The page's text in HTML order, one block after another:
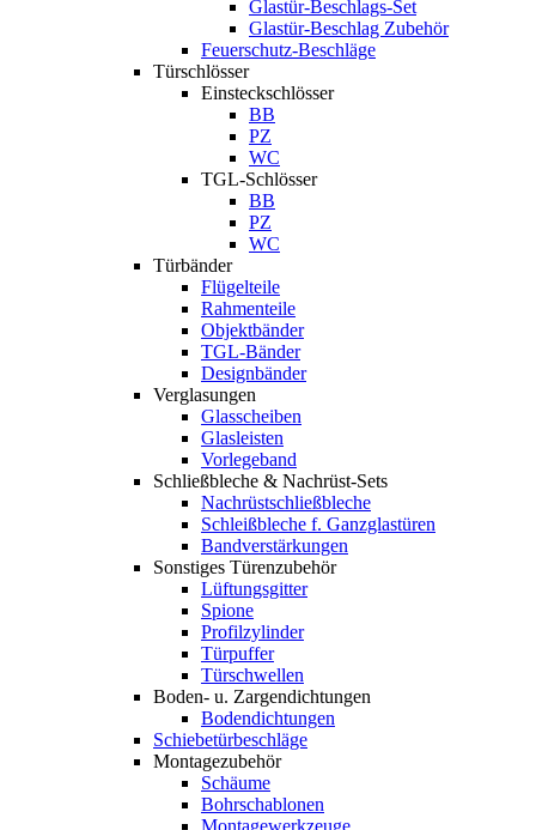
Glastür-Beschlags-Set
Glastür-Beschlag Zubehör
Feuerschutz-Beschläge
Türschlösser
Einsteckschlösser
BB
PZ
WC
TGL-Schlösser
BB
PZ
WC
Türbänder
Flügelteile
Rahmenteile
Objektbänder
TGL-Bänder
Designbänder
Verglasungen
Glasscheiben
Glasleisten
Vorlegeband
Schließbleche & Nachrüst-Sets
Nachrüstschließbleche
Schleißbleche f. Ganzglastüren
Bandverstärkungen
Sonstiges Türenzubehör
Lüftungsgitter
Spione
Profilzylinder
Türpuffer
Türschwellen
Boden- u. Zargendichtungen
Bodendichtungen
Schiebetürbeschläge
Montagezubehör
Schäume
Bohrschablonen
Montagewerkzeuge